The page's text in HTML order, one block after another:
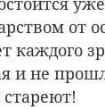
от
каждого
и не